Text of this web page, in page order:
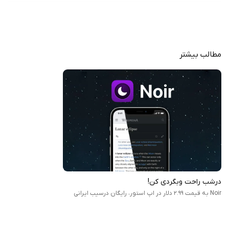
اگر زیاد شب‌ها وب‌گردی می‌کنید و صفحات سفیدِ شدید شما را اذیت می‌کند،
Noir انتخاب خوبی است تا تجربهٔ مرور راحت‌تر و چشمانتان کمتر خسته شود. این
برنامه ساده ولی کاربردی است و تمرکز اصلی‌اش روی راحتی کاربر است، نه
می‌توانید آن را از «سیب ایرانی» به صورت رایگان دانلود کنید.
مطالب بیشتر
درشب راحت وبگردی کن!
Noir به قیمت ۲.۹۹ دلار در اپ استور، رایگان درسیب ایرانی